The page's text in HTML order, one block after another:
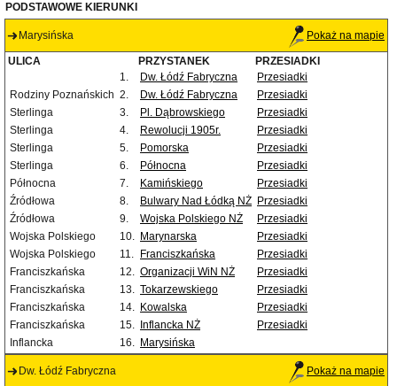
PODSTAWOWE KIERUNKI
Marysińska Pokaż na mapie
ULICA PRZYSTANEK
PRZESIADKI
1.
Dw. Łódź Fabryczna
Przesiadki
Rodziny Poznańskich 2. Dw. Łódź Fabryczna
Przesiadki
Sterlinga
3. Pl. Dąbrowskiego
Przesiadki
Sterlinga
4. Rewolucji 1905r.
Przesiadki
Sterlinga
5. Pomorska
Przesiadki
Sterlinga
6. Północna
Przesiadki
Północna
7. Kamińskiego
Przesiadki
Źródłowa
8. Bulwary Nad Łódką NŻ Przesiadki
Źródłowa
9. Wojska Polskiego NŻ
Przesiadki
Wojska Polskiego
10. Marynarska
Przesiadki
Wojska Polskiego
11. Franciszkańska
Przesiadki
Franciszkańska
12. Organizacji WiN NŻ
Przesiadki
Franciszkańska
13. Tokarzewskiego
Przesiadki
Franciszkańska
14. Kowalska
Przesiadki
Franciszkańska
15. Inflancka NŻ
Przesiadki
Inflancka
16. Marysińska
Dw. Łódź Fabryczna Pokaż na mapie